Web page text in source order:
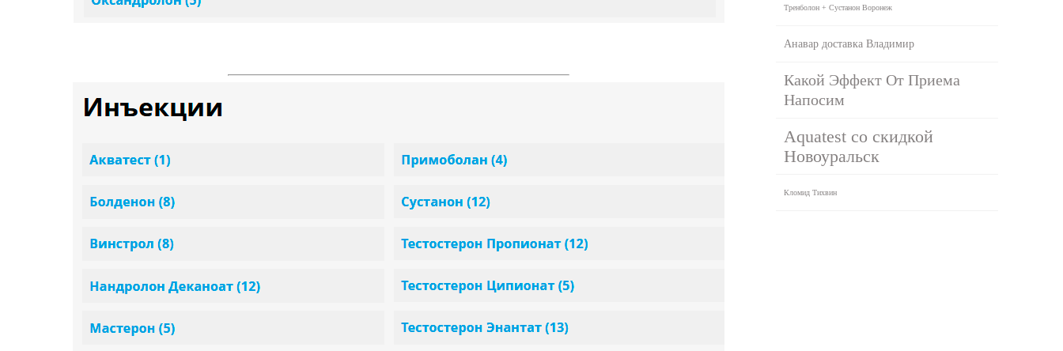
Тренболон + Сустанон Воронеж
Анавар доставка Владимир
Какой Эффект От Приема
Напосим
Aquatest со скидкой
Новоуральск
Кломид Тихвин